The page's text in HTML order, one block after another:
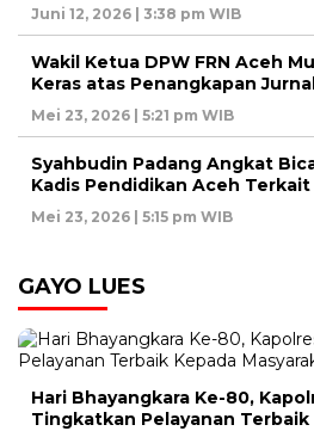
Juni 12, 2026 | 3:38 pm WIB
Wakil Ketua DPW FRN Aceh
Keras atas Penangkapan
Mei 23, 2026 | 5:21 pm WIB
Syahbudin Padang Angkat
Kadis Pendidikan Aceh Terkait
Mei 23, 2026 | 5:15 pm WIB
GAYO LUES
Hari Bhayangkara Ke-80,
Tingkatkan Pelayanan Terbaik